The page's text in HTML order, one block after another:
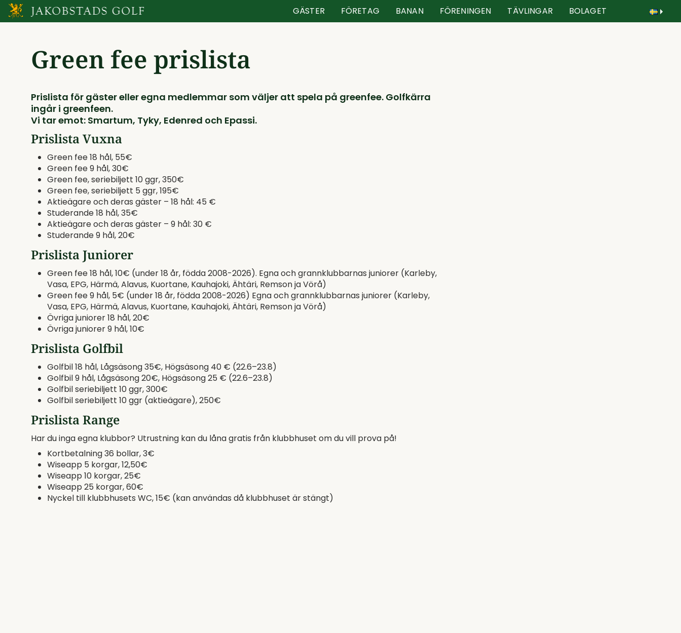
GÄSTER FÖRETAG BANAN FÖRENINGEN TÄVLINGAR BOLAGET
Green fee prislista
Prislista för gäster eller egna medlemmar som väljer att spela på greenfee. Golfkärra
ingår i greenfeen.
Vi tar emot: Smartum, Tyky, Edenred och Epassi.
Prislista Vuxna
Green fee 18 hål, 55€
Green fee 9 hål, 30€
Green fee, seriebiljett 10 ggr, 350€
Green fee, seriebiljett 5 ggr, 195€
Aktieägare och deras gäster – 18 hål: 45 €
Studerande 18 hål, 35€
Aktieägare och deras gäster – 9 hål: 30 €
Studerande 9 hål, 20€
Prislista Juniorer
Green fee 18 hål, 10€ (under 18 år, födda 2008-2026). Egna och grannklubbarnas juniorer (Karleby,
Vasa, EPG, Härmä, Alavus, Kuortane, Kauhajoki, Ähtäri, Remson ja Vörå)
Green fee 9 hål, 5€ (under 18 år, födda 2008-2026) Egna och grannklubbarnas juniorer (Karleby,
Vasa, EPG, Härmä, Alavus, Kuortane, Kauhajoki, Ähtäri, Remson ja Vörå)
Övriga juniorer 18 hål, 20€
Övriga juniorer 9 hål, 10€
Prislista Golfbil
Golfbil 18 hål, Lågsäsong 35€, Högsäsong 40 € (22.6–23.8)
Golfbil 9 hål, Lågsäsong 20€, Högsäsong 25 € (22.6–23.8)
Golfbil seriebiljett 10 ggr, 300€
Golfbil seriebiljett 10 ggr (aktieägare), 250€
Prislista Range
Har du inga egna klubbor? Utrustning kan du låna gratis från klubbhuset om du vill prova på!
Kortbetalning 36 bollar, 3€
Wiseapp 5 korgar, 12,50€
Wiseapp 10 korgar, 25€
Wiseapp 25 korgar, 60€
Nyckel till klubbhusets WC, 15€ (kan användas då klubbhuset är stängt)